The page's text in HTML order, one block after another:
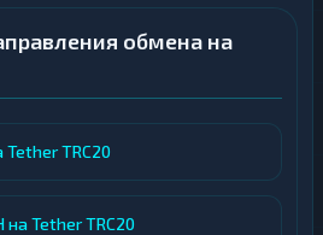
обмена на
TRC20
Tether TRC20